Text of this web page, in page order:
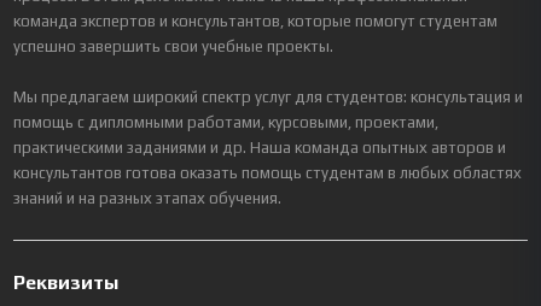
команда экспертов и консультантов, которые помогут студентам
успешно завершить свои учебные проекты.
Мы предлагаем широкий спектр услуг для студентов: консультация и
помощь с дипломными работами, курсовыми, проектами,
практическими заданиями и др. Наша команда опытных авторов и
консультантов готова оказать помощь студентам в любых областях
знаний и на разных этапах обучения.
Реквизиты